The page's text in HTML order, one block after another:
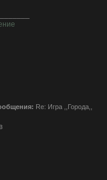
Re: Игра ,,Города,,